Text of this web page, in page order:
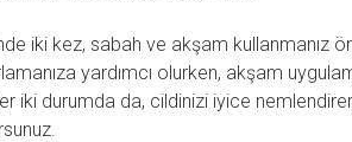
iki kez, sabah ve akşam kullanmanız
yardımcı olurken, akşam
iki durumda da, cildinizi iyice